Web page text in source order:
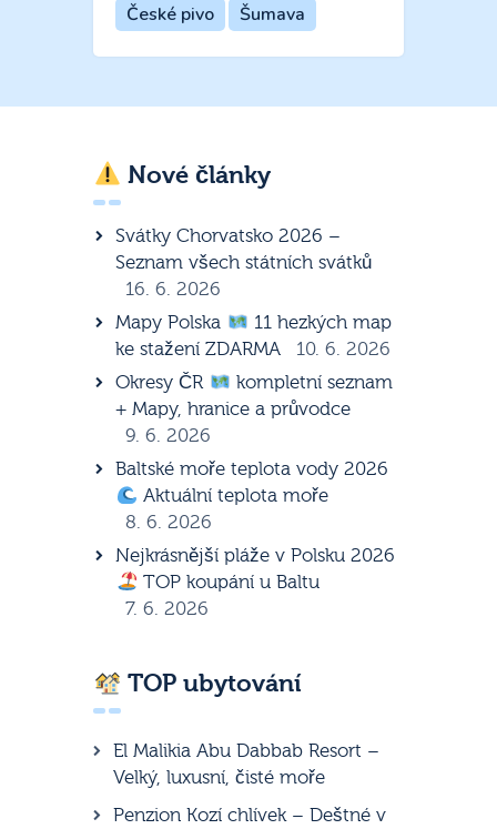
České pivo
Šumava
Nové články
Svátky Chorvatsko 2026 –
Seznam všech státních svátků
16. 6. 2026
Mapy Polska
11 hezkých map
ke stažení ZDARMA
10. 6. 2026
Okresy ČR
kompletní seznam
+ Mapy, hranice a průvodce
9. 6. 2026
Baltské moře teplota vody 2026
Aktuální teplota moře
8. 6. 2026
Nejkrásnější pláže v Polsku 2026
TOP koupání u Baltu
7. 6. 2026
TOP ubytování
El Malikia Abu Dabbab Resort –
Velký, luxusní, čisté moře
Penzion Kozí chlívek – Deštné v